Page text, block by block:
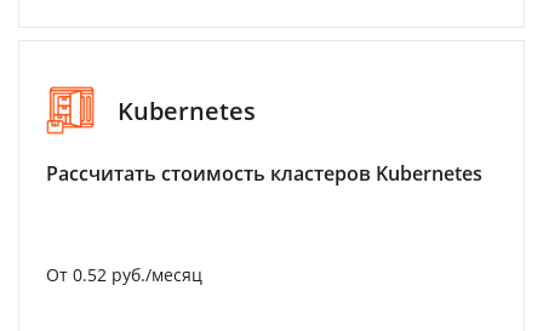
Kubernetes
Рассчитать стоимость кластеров Kubernetes
От 0.52 руб./месяц